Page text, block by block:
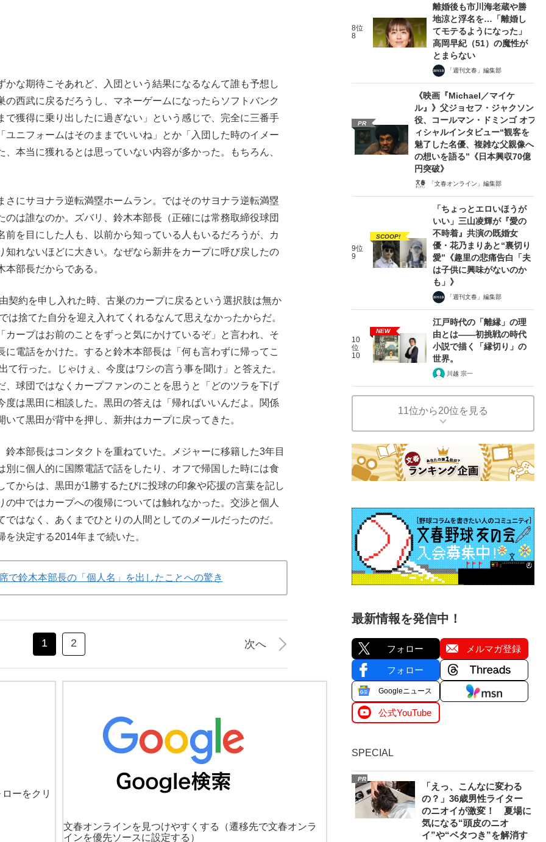
な期待こそあれど、入団という結果になるなんて誰も予想し
西武に戻るだろうし、マネーゲームになったらソフトバンク
で獲得に乗り出したに過ぎない」という感じで、完全に三番手
ユニフォームはそのままでいいね」とか「入団した時のイメー
本当に獲れるとは思っていない内容が多かった。もちろん、
にサヨナラ逆転満塁ホームラン。ではそのサヨナラ逆転満塁
は誰なのか。ズバリ、鈴木本部長（正確には常務取締役球団
を目にした人も、以前から知っている人もいるだろうが、カ
知れないほどに大きい。なぜなら新井をカープに呼び戻したの
部長だからである。
約を申し入れた時、古巣のカープに戻るという選択肢は無か
は捨てた自分を迎え入れてくれるなんて思えなかったからだ。
カープはお前のことをずっと気にかけているぞ」と言われ、そ
電話をかけた。すると鈴木本部長は「何も言わずに帰ってこ
て行った。じゃけぇ、今度はワシの言う事を聞け」と答えた。
、球団ではなくカープファンのことを思うと「どのツラを下げ
度は黒田に相談した。黒田の答えは「帰ればいいんだよ。関係
て黒田が背中を押し、新井はカープに戻ってきた。
本部長はコンタクトを重ねていた。メジャーに移籍した3年目
別に個人的に国際電話で話をしたり、オフで帰国した時には食
からは、黒田が1勝するたびに投球の印象や応援の言葉を記し
中ではカープへの復帰については触れなかった。交渉と個人
はなく、あくまでひとりの人間としてのメールだったのだ。
決定する2014年まで続いた。
で鈴木本部長の「個人名」を出したことへの驚き
1 2 次へ
ーをクリ
文春オンラインを見つけやすくする
（遷移先で文春オンラ
インを優先ソースに設定する）
8位
8
離婚後も市川海老蔵や勝
地涼と浮名を…「離婚し
てモテるようになった」
高岡早紀（51）の魔性が
とまらない
「週刊文春」編集部
PR
《映画『Michael／マイケ
ル』》父ジョセフ・ジャクソン
役、コールマン・ドミンゴ オフ
ィシャルインタビュー“観客を
魅了した名優、複雑な父親像へ
の想いを語る”《日本興収70億
円突破》
「文春オンライン」編集部
9位
9
SCOOP!
「ちょっとエロいほうが
いい」三山凌輝が『愛の
不時着』共演の既婚女
優・花乃まりあと“裏切り
愛”《趣里の悲痛告白「夫
は子供に興味がないのか
も」》
「週刊文春」編集部
10
位
10
NEW
江戸時代の「離縁」の理
由とは――初挑戦の時代
小説で描く「縁切り」の
世界。
川越 宗一
11位から20位を見る
最新情報を発信中！
フォロー メルマガ登録
フォロー
Googleニュース
公式YouTube
SPECIAL
PR
「えっ、こんなに変わる
の？」36歳男性ライター
のニオイが激変！ 夏場に
気になる“頭皮のニオ
イ”や“ベタつき”を解消す